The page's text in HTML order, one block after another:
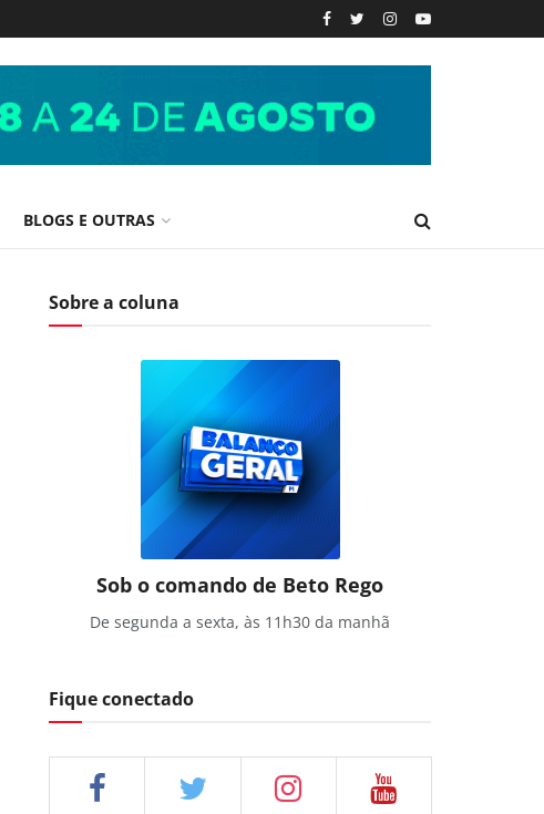
BLOGS E OUTRAS
Sobre a coluna
Sob o comando de Beto Rego
De segunda a sexta, às 11h30 da manhã
Fique conectado